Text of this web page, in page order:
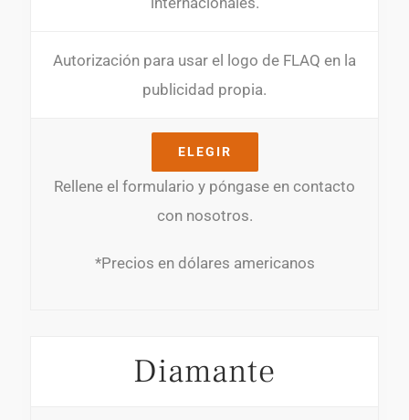
Autorización para usar el logo de FLAQ en la
publicidad propia.
ELEGIR
Rellene el formulario y póngase en contacto
con nosotros.
*Precios en dólares americanos
Diamante